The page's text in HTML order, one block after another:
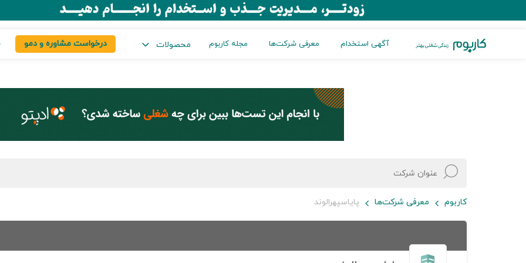
آگهی استخدام معرفی شرکت‌ها مجله کاربوم محصولات درخواست مشاوره و دمو
کاربوم معرفی شرکت‌ها پایاسپهرالوند